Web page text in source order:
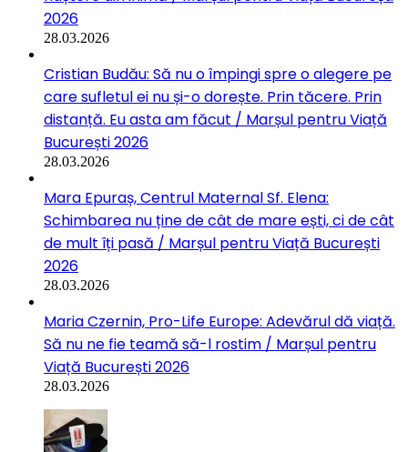
2026
28.03.2026
Cristian Budău: Să nu o împingi spre o alegere pe
care sufletul ei nu și-o dorește. Prin tăcere. Prin
distanță. Eu asta am făcut / Marșul pentru Viață
București 2026
28.03.2026
Mara Epuraș, Centrul Maternal Sf. Elena:
Schimbarea nu ține de cât de mare ești, ci de cât
de mult îți pasă / Marșul pentru Viață București
2026
28.03.2026
Maria Czernin, Pro-Life Europe: Adevărul dă viață.
Să nu ne fie teamă să-l rostim / Marșul pentru
Viață București 2026
28.03.2026